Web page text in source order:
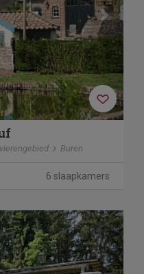
Buren
6 slaapkamers
Next